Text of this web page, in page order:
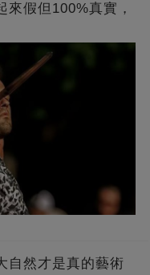
假但100%真實，
自然才是真的藝術